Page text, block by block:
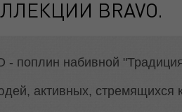
BRAVO.
- поплин набивной
активных, стремящихся